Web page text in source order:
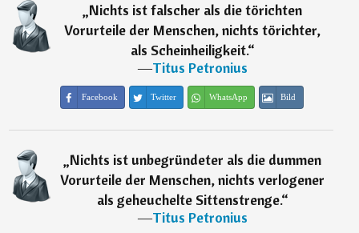
„Nichts ist falscher als die törichten
Vorurteile der Menschen, nichts törichter,
als Scheinheiligkeit.“
―Titus Petronius
Facebook Twitter WhatsApp Bild
„Nichts ist unbegründeter als die dummen
Vorurteile der Menschen, nichts verlogener
als geheuchelte Sittenstrenge.“
―Titus Petronius